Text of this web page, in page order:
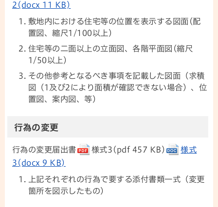
2(docx 11 KB)
敷地内における住宅等の位置を表示する図面(配
置図、縮尺1/100以上)
住宅等の二面以上の立面図、各階平面図(縮尺
1/50以上)
その他参考となるべき事項を記載した図面（求積
図（1及び2により面積が確認できない場合）、位
置図、案内図、等）
行為の変更
行為の変更届出書 様式3(pdf 457 KB)
様式
3(docx 9 KB)
上記それぞれの行為で要する添付書類一式（変更
箇所を図示したもの）